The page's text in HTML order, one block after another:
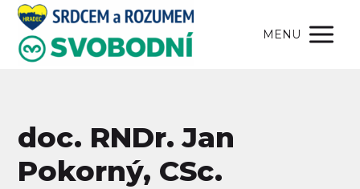
MENU
doc. RNDr. Jan
Pokorný, CSc.